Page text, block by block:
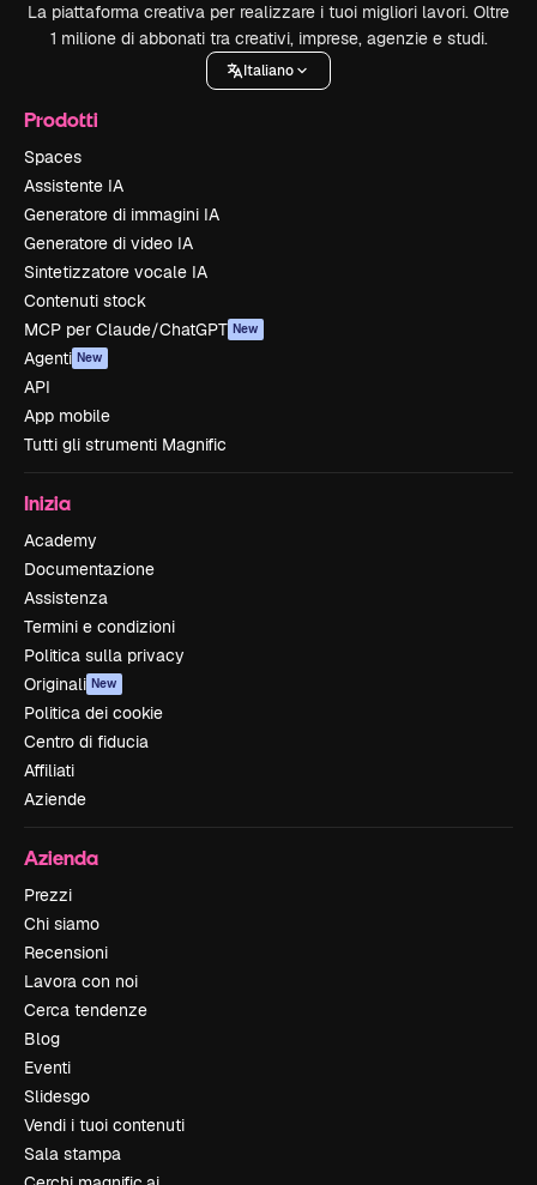
La piattaforma creativa per realizzare i tuoi migliori lavori. Oltre
1 milione di abbonati tra creativi, imprese, agenzie e studi.
Italiano
Prodotti
Spaces
Assistente IA
Generatore di immagini IA
Generatore di video IA
Sintetizzatore vocale IA
Contenuti stock
MCP per Claude/ChatGPT New
Agenti New
API
App mobile
Tutti gli strumenti Magnific
Inizia
Academy
Documentazione
Assistenza
Termini e condizioni
Politica sulla privacy
Originali New
Politica dei cookie
Centro di fiducia
Affiliati
Aziende
Azienda
Prezzi
Chi siamo
Recensioni
Lavora con noi
Cerca tendenze
Blog
Eventi
Slidesgo
Vendi i tuoi contenuti
Sala stampa